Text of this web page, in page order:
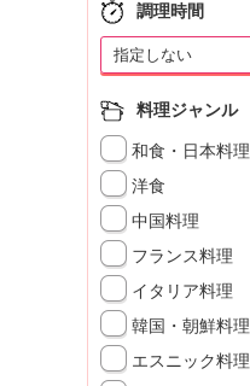
調理時間
料理ジャンル
和食・日本料理
洋食
中国料理
フランス料理
イタリア料理
韓国・朝鮮料理
エスニック料理